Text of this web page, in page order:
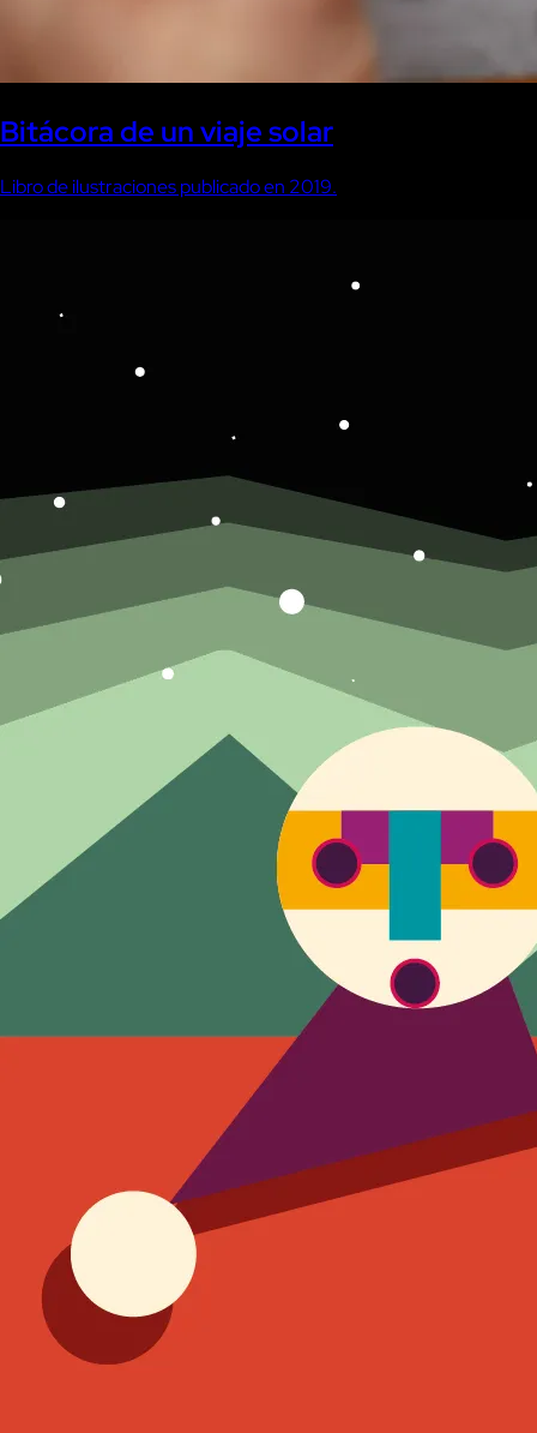
Bitácora de un viaje solar
Libro de ilustraciones publicado en 2019.